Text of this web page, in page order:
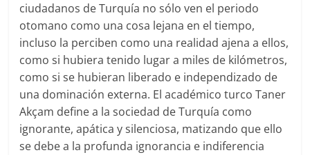
ciudadanos de Turquía no sólo ven el periodo
otomano como una cosa lejana en el tiempo,
incluso la perciben como una realidad ajena a ellos,
como si hubiera tenido lugar a miles de kilómetros,
como si se hubieran liberado e independizado de
una dominación externa. El académico turco Taner
Akçam define a la sociedad de Turquía como
ignorante, apática y silenciosa, matizando que ello
se debe a la profunda ignorancia e indiferencia